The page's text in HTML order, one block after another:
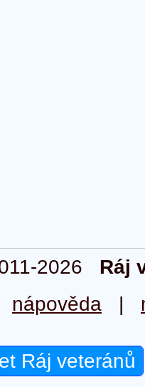
2026 Ráj
nápověda |
Ráj veteránů